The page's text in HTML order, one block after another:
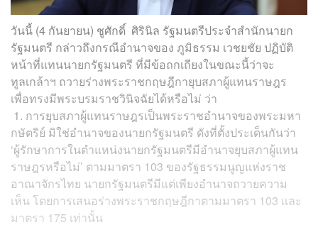
วันนี้ (4 กันยายน) ชูศักดิ์ ศิรินิล รัฐมนตรีประจำสำนักนายก
รัฐมนตรี กล่าวถึงกรณีอำนาจของ ภูมิธรรม เวชยชัย ปฏิบัติ
หน้าที่แทนนายกรัฐมนตรี ที่มีข้อถกเถียงในขณะนี้ว่าจะ
ทูลเกล้าฯ ถวายร่างพระราชกฤษฎีกายุบสภาผู้แทนราษฎร
เพื่อทรงมีพระบรมราชวินิจฉัยได้หรือไม่ ว่า
1. การยุบสภาผู้แทนราษฎรเป็นพระราชอำนาจของพระมหา
กษัตริย์ มิใช่อำนาจของนายกรัฐมนตรี ดังที่ตั้งประเด็นกันว่า
‘ผู้รักษาการในตำแหน่งนายกรัฐมนตรีมีอำนาจยุบสภาผู้แทน
ราษฎรหรือไม่’ ตามมาตรา 103 ของรัฐธรรมนูญแห่งราช
อาณาจักรไทย นายกรัฐมนตรีมีแต่เพียงอำนาจถวายความ
เห็น โดยการเสนอร่างพระราชกฤษฎีกาตามมาตรา 103 และ
มาตรา 175 เท่านั้น